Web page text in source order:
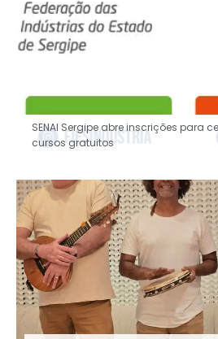
SENAI Sergipe abre inscrições para
cursos gratuitos